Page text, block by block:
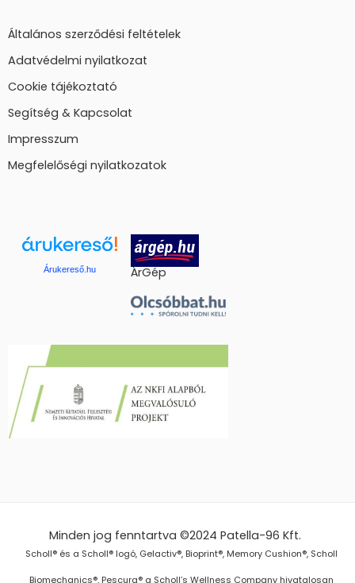
Általános szerződési feltételek
Adatvédelmi nyilatkozat
Cookie tájékoztató
Segítség & Kapcsolat
Impresszum
Megfelelőségi nyilatkozatok
Árukereső.hu ÁrGép
Minden jog fenntartva ©2024Patella-96 Kft.
Scholl® és a Scholl® logó, Gelactiv®, Bioprint®, Memory Cushion®, Scholl
Biomechanics®, Pescura® a Scholl’s Wellness Company hivatalosan